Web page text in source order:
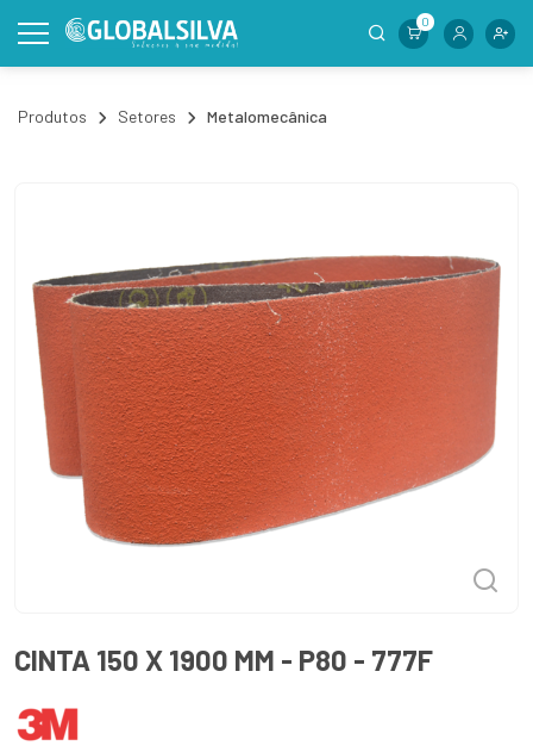
0
Produtos Setores Metalomecânica
CINTA 150 X 1900 MM - P80 - 777F